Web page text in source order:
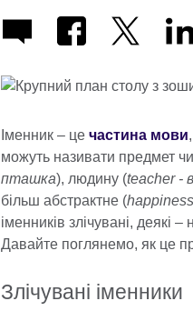
Іменник – це частина мови
можуть називати предмет
пташка), людину (teacher -
більш абстрактне (
іменників злічувані, деякі
Давайте поглянемо, як це
Злічувані іменники